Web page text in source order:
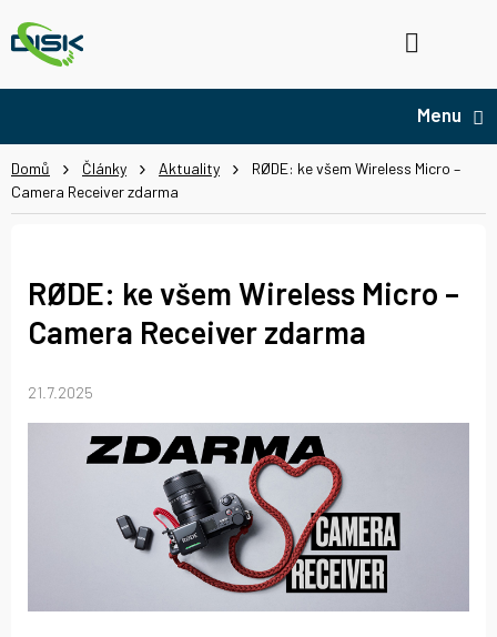
na
obsah
Domů Články Aktuality
RØDE: ke všem Wireless Micro –
Camera Receiver zdarma
RØDE: ke všem Wireless Micro –
Camera Receiver zdarma
21.7.2025